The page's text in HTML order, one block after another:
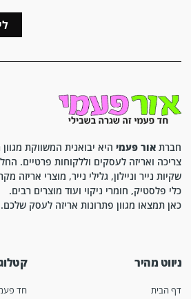
חברת אור פעמי היא יבואנית המשווקת
צריכה ואריזה לעסקים וללקוחות פרטיים.
שקיות נייר וניילון, גלילי נייר, מוצרי אריזה
כלי פלסטיק, חומרי ניקוי ועוד מוצרים רבים.
כאן תמצאו מגוון פתרונות אריזה לעסק שלכם.
ניווט מהיר
דף הבית
חד